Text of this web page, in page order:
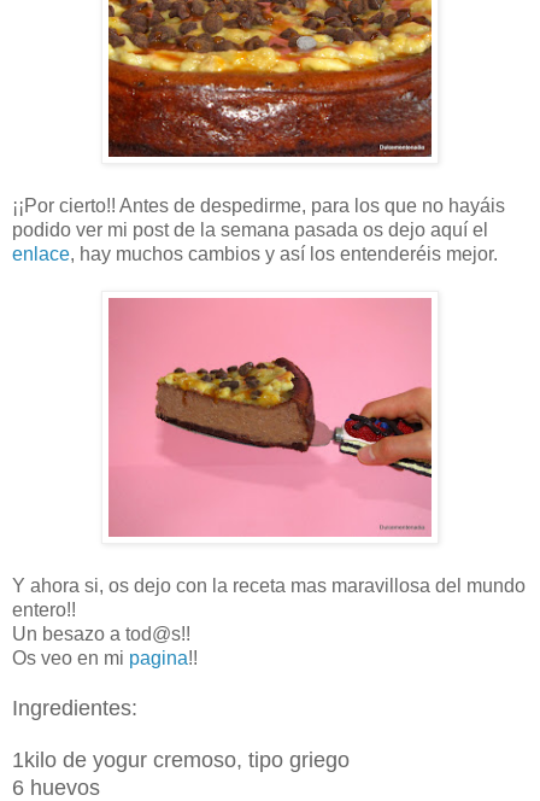
¡¡Por cierto!! Antes de despedirme, para los que no hayáis
podido ver mi post de la semana pasada os dejo aquí el
enlace, hay muchos cambios y así los entenderéis mejor.
Y ahora si, os dejo con la receta mas maravillosa del mundo
entero!!
Un besazo a tod@s!!
Os veo en mi pagina!!
Ingredientes:
1kilo de yogur cremoso, tipo griego
6 huevos